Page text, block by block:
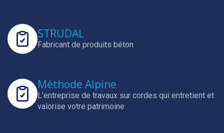
STRUDAL
Fabricant de produits béton
Méthode Alpine
L'entreprise de travaux sur cordes qui entretient et
valorise votre patrimoine